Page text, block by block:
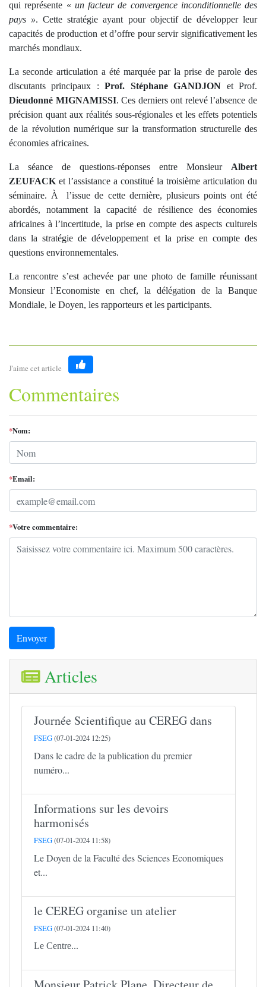
qui représente « un facteur de convergence inconditionnelle des
pays ». Cette stratégie ayant pour objectif de développer leur
capacités de production et d’offre pour servir significativement les
marchés mondiaux.
La seconde articulation a été marquée par la prise de parole des
discutants principaux :Prof. Stéphane GANDJON et Prof.
Dieudonné MIGNAMISSI. Ces derniers ont relevé l’absence de
précision quant aux réalités sous-régionales et les effets potentiels
de la révolution numérique sur la transformation structurelle des
économies africaines.
La séance de questions-réponses entre Monsieur Albert
ZEUFACK et l’assistance a constitué la troisième articulation du
séminaire. À l’issue de cette dernière, plusieurs points ont été
abordés, notamment la capacité de résilience des économies
africaines à l’incertitude, la prise en compte des aspects culturels
dans la stratégie de développement et la prise en compte des
questions environnementales.
La rencontre s’est achevée par une photo de famille réunissant
Monsieur l’Economiste en chef, la délégation de la Banque
Mondiale, le Doyen, les rapporteurs et les participants.
J'aime cet article
Like
Commentaires
*Nom:
*Email:
*Votre commentaire:
Envoyer
Articles
Journée Scientifique au CEREG dans
FSEG(07-01-2024 12:25)
Dans le cadre de la publication du premier
numéro...
Informations sur les devoirs
harmonisés
FSEG(07-01-2024 11:58)
Le Doyen de la Faculté des Sciences Economiques
et...
le CEREG organise un atelier
FSEG(07-01-2024 11:40)
Le Centre...